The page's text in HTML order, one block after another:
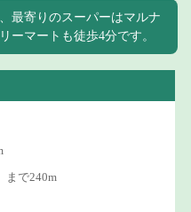
最寄りのスーパーはマルナ
ーマートも徒歩4分です。
まで240m